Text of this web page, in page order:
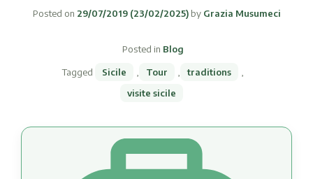
Posted on 29/07/2019(23/02/2025) byGrazia Musumeci
Posted in Blog
Tagged Sicile Tour traditions
visite sicile